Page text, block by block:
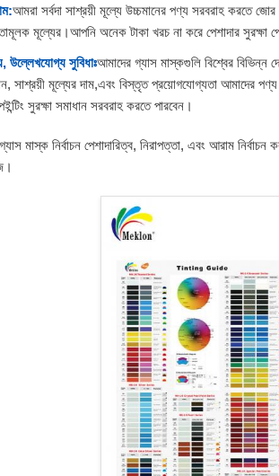
আমরা সর্বদা সাশ্রয়ী মূল্যে উচ্চমানের পণ্য সরবরাহ করতে
মূল্যের।আপনি অনেক টাকা খরচ না করে পেশাদার সুরক্ষা
উল্লেখযোগ্য সুবিধাঃআমাদের গ্যাস মাস্কগুলি বিশ্বের বিভিন্ন
সাশ্রয়ী মূল্যের দাম,এবং বিস্তৃত প্রয়োগযোগ্যতা আমাদের পণ্য
সুরক্ষা সমাধান সরবরাহ করতে পারবেন।
গ্যাস মাস্ক নির্বাচন পেশাদারিত্ব, নিরাপত্তা, এবং আরাম